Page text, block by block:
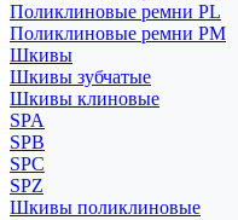
Поликлиновые ремни PL
Поликлиновые ремни PM
Шкивы
Шкивы зубчатые
Шкивы клиновые
SPA
SPB
SPC
SPZ
Шкивы поликлиновые